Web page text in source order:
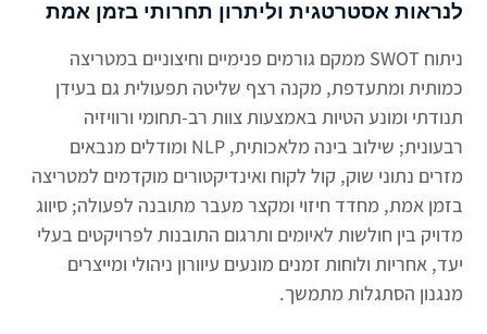
לנראות אסטרטגית וליתרון תחרותי בזמן אמת
ניתוח SWOT ממקם גורמים פנימיים וחיצוניים במטריצה
כמותית ומתעדפת, מקנה רצף שליטה תפעולית גם בעידן
תנודתי ומונע הטיות באמצעות צוות רב-תחומי ורוויזיה
רבעונית; שילוב בינה מלאכותית, NLP ומודלים מנבאים
מזרים נתוני שוק, קול לקוח ואינדיקטורים מוקדמים למטריצה
בזמן אמת, מחדד חיזוי ומקצר מעבר מתובנה לפעולה; סיווג
מדויק בין חולשות לאיומים ותרגום התובנות לפרויקטים בעלי
יעד, אחריות ולוחות זמנים מונעים עיוורון ניהולי ומייצרים
מנגנון הסתגלות מתמשך.